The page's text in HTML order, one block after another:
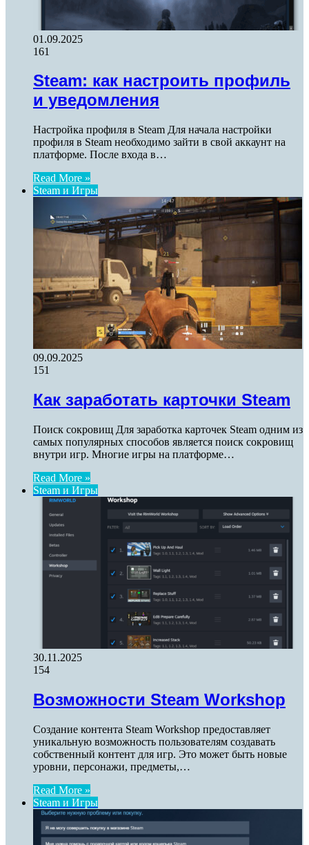
01.09.2025
161
Steam: как настроить профиль
и уведомления
Настройка профиля в Steam Для начала настройки
профиля в Steam необходимо зайти в свой аккаунт на
платформе. После входа в…
Read More »
Steam и Игры
09.09.2025
151
Как заработать карточки Steam
Поиск сокровищ Для заработка карточек Steam одним из
самых популярных способов является поиск сокровищ
внутри игр. Многие игры на платформе…
Read More »
Steam и Игры
30.11.2025
154
Возможности Steam Workshop
Создание контента Steam Workshop предоставляет
уникальную возможность пользователям создавать
собственный контент для игр. Это может быть новые
уровни, персонажи, предметы,…
Read More »
Steam и Игры